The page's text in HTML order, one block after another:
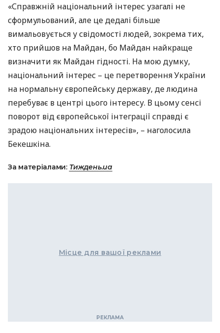
«Справжній національний інтерес узагалі не
сформульований, але це дедалі більше
вимальовується у свідомості людей, зокрема тих,
хто прийшов на Майдан, бо Майдан найкраще
визначити як Майдан гідності. На мою думку,
національний інтерес – це перетворення України
на нормальну європейську державу, де людина
перебуває в центрі цього інтересу. В цьому сенсі
поворот від європейської інтеграції справді є
зрадою національних інтересів», – наголосила
Бекешкіна.
За матеріалами: Тиждень.ua
Місце для вашої реклами